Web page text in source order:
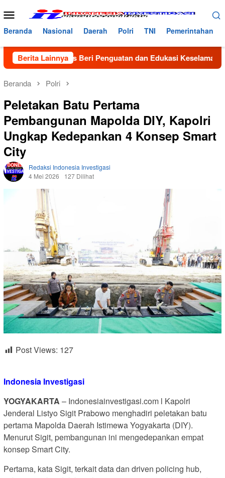
ke
konten
Menu
Mobile
Beranda Nasional Daerah Polri TNI Pemerintahan
Berita Lainnya
Satlantas Beri Penguatan dan Edukasi Keselamatan di MAN
Beranda Polri
Peletakan Batu Pertama
Pembangunan Mapolda DIY, Kapolri
Ungkap Kedepankan 4 Konsep Smart
City
Redaksi Indonesia Investigasi
4 Mei 2026
127 Dilihat
Post Views: 127
Indonesia Investigasi
YOGYAKARTA – Indonesiainvestigasi.com l Kapolri
Jenderal Listyo Sigit Prabowo menghadiri peletakan batu
pertama Mapolda Daerah Istimewa Yogyakarta (DIY).
Menurut Sigit, pembangunan ini mengedepankan empat
konsep Smart City.
Pertama, kata Sigit, terkait data dan driven policing hub,